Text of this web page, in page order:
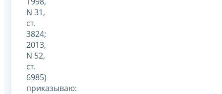
N 31,
ст.
3824;
2013,
N 52,
ст.
6985)
приказываю: